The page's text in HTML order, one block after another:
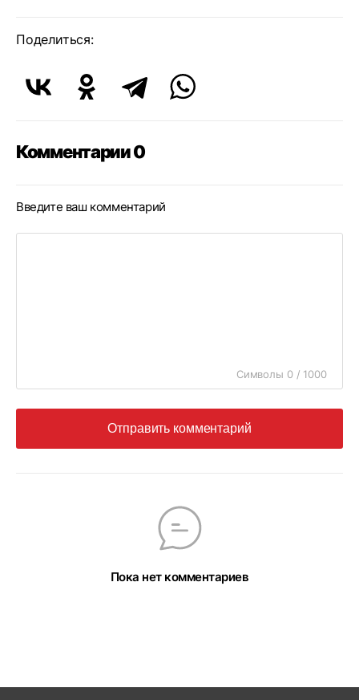
Поделиться:
Комментарии 0
Введите ваш комментарий
Символы 0 / 1000
Отправить комментарий
Пока нет комментариев